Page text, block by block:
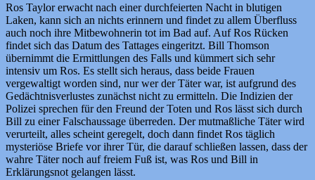
Ros Taylor erwacht nach einer durchfeierten Nacht in blutigen
Laken, kann sich an nichts erinnern und findet zu allem Überfluss
auch noch ihre Mitbewohnerin tot im Bad auf. Auf Ros Rücken
findet sich das Datum des Tattages eingeritzt. Bill Thomson
übernimmt die Ermittlungen des Falls und kümmert sich sehr
intensiv um Ros. Es stellt sich heraus, dass beide Frauen
vergewaltigt worden sind, nur wer der Täter war, ist aufgrund des
Gedächtnisverlustes zunächst nicht zu ermitteln. Die Indizien der
Polizei sprechen für den Freund der Toten und Ros lässt sich durch
Bill zu einer Falschaussage überreden. Der mutmaßliche Täter wird
verurteilt, alles scheint geregelt, doch dann findet Ros täglich
mysteriöse Briefe vor ihrer Tür, die darauf schließen lassen, dass der
wahre Täter noch auf freiem Fuß ist, was Ros und Bill in
Erklärungsnot gelangen lässt.